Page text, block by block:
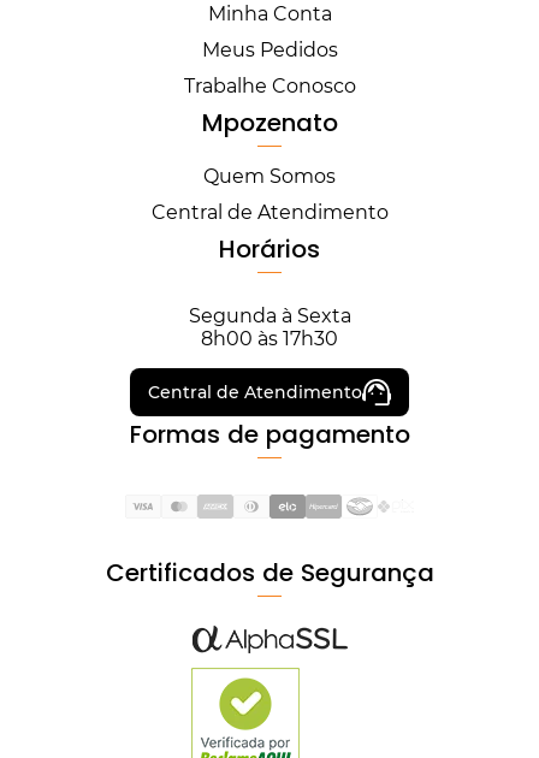
Minha Conta
Meus Pedidos
Trabalhe Conosco
Mpozenato
Quem Somos
Central de Atendimento
Horários
Segunda à Sexta
8h00 às 17h30
Central de Atendimento
Formas de pagamento
Certificados de Segurança